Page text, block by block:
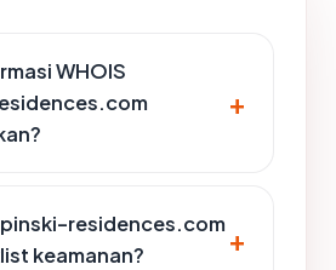
WHOIS
residences.com
keamanan?